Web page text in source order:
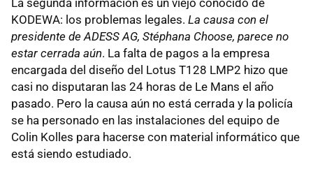
KODEWA: los problemas legales. La causa con el
presidente de ADESS AG, Stéphana Choose, parece no
estar cerrada aún. La falta de pagos a la empresa
encargada del diseño del Lotus T128 LMP2 hizo que
casi no disputaran las 24 horas de Le Mans el año
pasado. Pero la causa aún no está cerrada y la policía
se ha personado en las instalaciones del equipo de
Colin Kolles para hacerse con material informático que
está siendo estudiado.